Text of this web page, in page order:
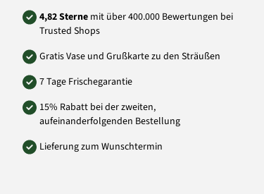
4,82 Sterne mit über 400.000 Bewertungen bei
Trusted Shops
Gratis Vase und Grußkarte zu den Sträußen
7 Tage Frischegarantie
15% Rabatt bei der zweiten,
aufeinanderfolgenden Bestellung
Lieferung zum Wunschtermin